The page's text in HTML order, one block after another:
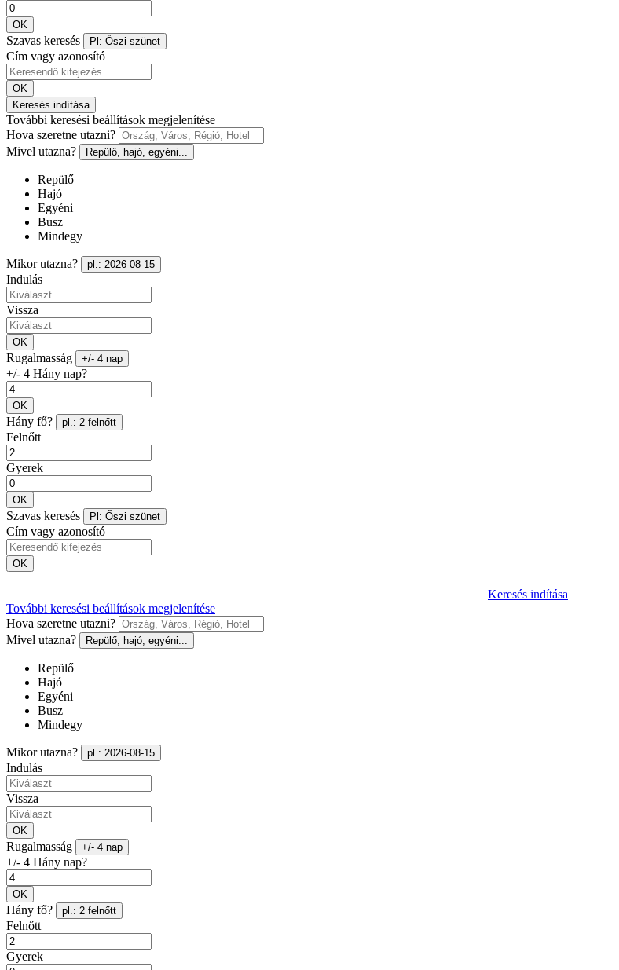
OK
Szavas keresés Pl: Őszi szünet
Cím vagy azonosító
OK
Keresés indítása
További keresési beállítások megjelenítése
Hova szeretne utazni?
Mivel utazna?
Repülő, hajó, egyéni...
Repülő
Hajó
Egyéni
Busz
Mindegy
Mikor utazna? pl.: 2026-08-15
Indulás
Vissza
OK
Rugalmasság +/- 4 nap
+/- 4 Hány nap?
OK
Hány fő? pl.: 2 felnőtt
Felnőtt
Gyerek
OK
Szavas keresés Pl: Őszi szünet
Cím vagy azonosító
OK
Keresés indítása
További keresési beállítások megjelenítése
Hova szeretne utazni?
Mivel utazna?
Repülő, hajó, egyéni...
Repülő
Hajó
Egyéni
Busz
Mindegy
Mikor utazna? pl.: 2026-08-15
Indulás
Vissza
OK
Rugalmasság +/- 4 nap
+/- 4 Hány nap?
OK
Hány fő? pl.: 2 felnőtt
Felnőtt
Gyerek